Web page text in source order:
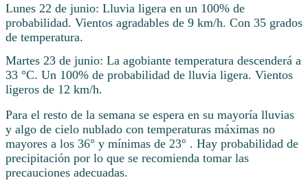
Lunes 22 de junio: Lluvia ligera en un 100% de
probabilidad. Vientos agradables de 9 km/h. Con 35 grados
de temperatura.
Martes 23 de junio: La agobiante temperatura descenderá a
33 °C. Un 100% de probabilidad de lluvia ligera. Vientos
ligeros de 12 km/h.
Para el resto de la semana se espera en su mayoría lluvias
y algo de cielo nublado con temperaturas máximas no
mayores a los 36° y mínimas de 23° . Hay probabilidad de
precipitación por lo que se recomienda tomar las
precauciones adecuadas.